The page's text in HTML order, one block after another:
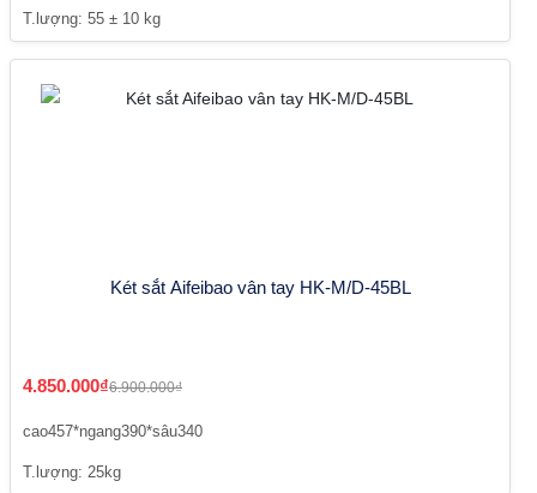
T.lượng: 55 ± 10 kg
Két sắt Aifeibao vân tay HK-M/D-45BL
4.850.000₫6.900.000₫
cao457*ngang390*sâu340
T.lượng: 25kg